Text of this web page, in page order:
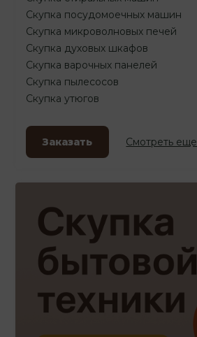
Скупка посудомоечных машин
Скупка микроволновых печей
Скупка духовых шкафов
Скупка варочных панелей
Скупка пылесосов
Скупка утюгов
Заказать Смотреть еще